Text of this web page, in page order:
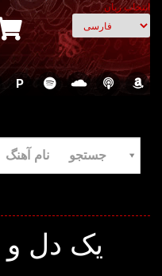
انتخاب زبان
P
جستجو نام
یک دل و